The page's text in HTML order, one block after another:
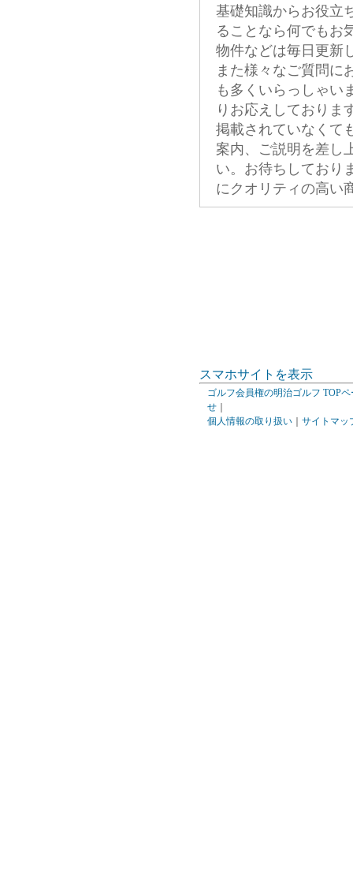
基礎知識からお役立
ることなら何でもお
物件などは毎日更新
また様々なご質問に
も多くいらっしゃい
りお応えしておりま
掲載されていなくて
案内、ご説明を差し
い。お待ちしており
にクオリティの高い
スマホサイトを表示
ゴルフ会員権の明治ゴルフ TOPペ
せ
個人情報の取り扱い
サイトマッ